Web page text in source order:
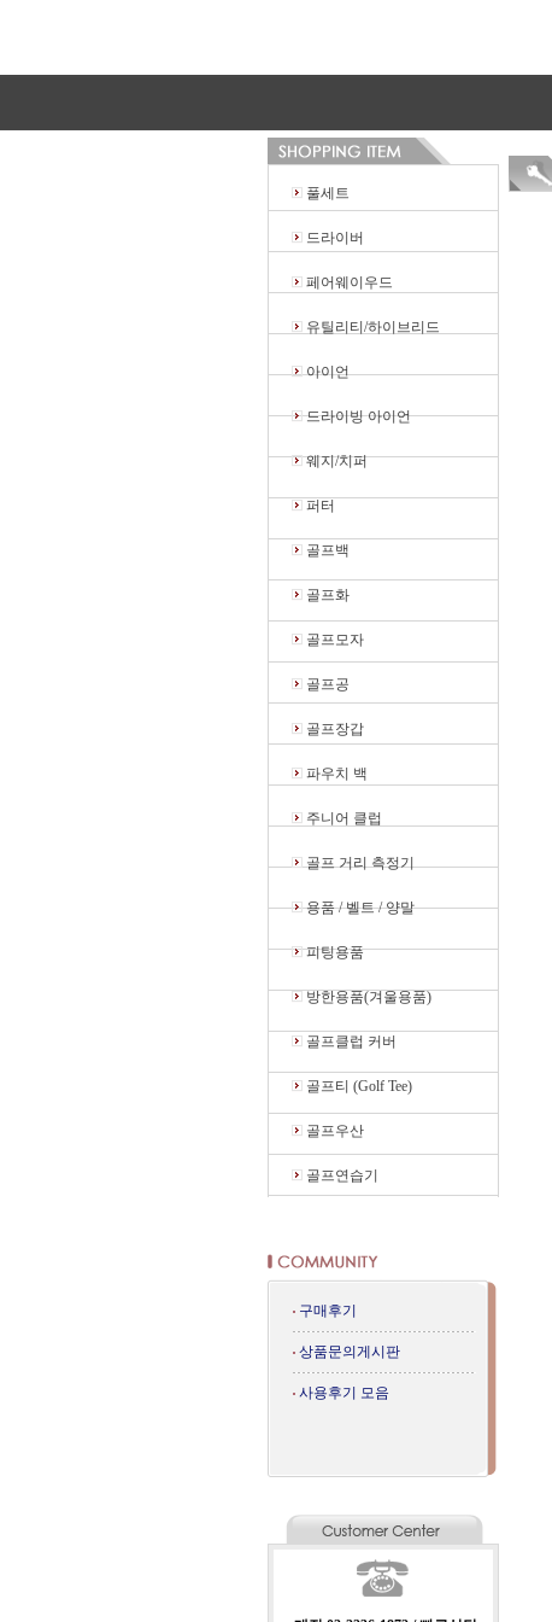
풀세트
드라이버
페어웨이우드
유틸리티/하이브리드
아이언
드라이빙 아이언
웨지/치퍼
퍼터
골프백
골프화
골프모자
골프공
골프장갑
파우치 백
주니어 클럽
골프 거리 측정기
용품 / 벨트 / 양말
피팅용품
방한용품(겨울용품)
골프클럽 커버
골프티 (Golf Tee)
골프우산
골프연습기
구매후기
상품문의게시판
사용후기 모음